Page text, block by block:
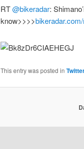
RT@bikeradar:
know>>>>
This entry was posted in